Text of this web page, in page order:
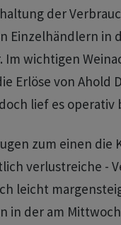
der
Einzelhändlern in
Im wichtigen
Erlöse von Ahold
lief es operativ
zum einen die
verlustreiche -
leicht
in der am